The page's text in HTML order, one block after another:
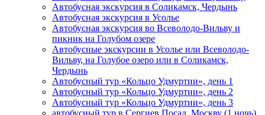
Автобусная экскурсия в Соликамск, Чердынь
Автобусная экскурсия в Усолье
Автобусная экскурсия во Всеволодо-Вильву и
пикник на Голубом озере
Автобусные экскурсии в Усолье или Всеволодо-
Вильву, на Голубое озеро или в Соликамск,
Чердынь
Автобусный тур «Кольцо Удмуртии», день 1
Автобусный тур «Кольцо Удмуртии», день 2
Автобусный тур «Кольцо Удмуртии», день 3
автобусный тур в Сергиев Посад, Москву (1 ночь),